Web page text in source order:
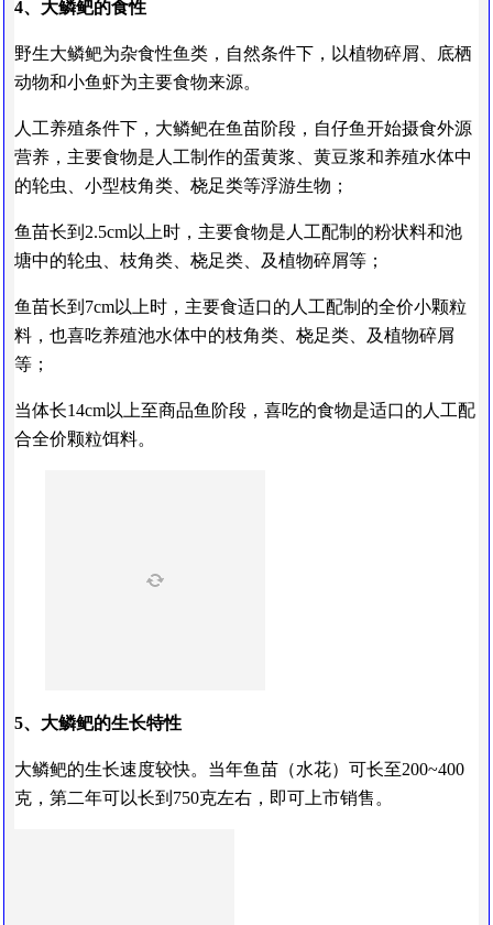
4、大鳞鲃的食性
野生大鳞鲃为杂食性鱼类，自然条件下，以植物碎屑、底栖
动物和小鱼虾为主要食物来源。
人工养殖条件下，大鳞鲃在鱼苗阶段，自仔鱼开始摄食外源
营养，主要食物是人工制作的蛋黄浆、黄豆浆和养殖水体中
的轮虫、小型枝角类、桡足类等浮游生物；
鱼苗长到2.5cm以上时，主要食物是人工配制的粉状料和池
塘中的轮虫、枝角类、桡足类、及植物碎屑等；
鱼苗长到7cm以上时，主要食适口的人工配制的全价小颗粒
料，也喜吃养殖池水体中的枝角类、桡足类、及植物碎屑
等；
当体长14cm以上至商品鱼阶段，喜吃的食物是适口的人工配
合全价颗粒饵料。
5、大鳞鲃的生长特性
大鳞鲃的生长速度较快。当年鱼苗（水花）可长至200~400
克，第二年可以长到750克左右，即可上市销售。